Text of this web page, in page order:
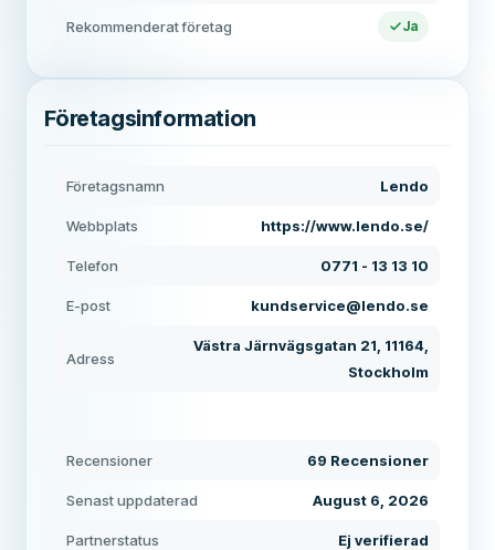
Rekommenderat företag Ja
Företagsinformation
Företagsnamn Lendo
Webbplats https://www.lendo.se/
Telefon 0771 - 13 13 10
E-post kundservice@lendo.se
Adress
Västra Järnvägsgatan 21, 11164,
Stockholm
Recensioner 69 Recensioner
Senast uppdaterad August 6, 2026
Partnerstatus Ej verifierad